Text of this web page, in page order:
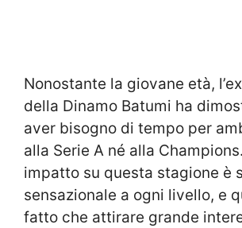
Nonostante la giovane età,
della Dinamo Batumi ha
aver bisogno di tempo per
alla Serie A né alla
impatto su questa stagione è
sensazionale a ogni livello, e
fatto che attirare grande